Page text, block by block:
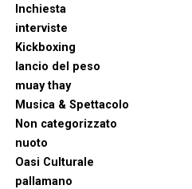
Inchiesta
interviste
Kickboxing
lancio del peso
muay thay
Musica & Spettacolo
Non categorizzato
nuoto
Oasi Culturale
pallamano